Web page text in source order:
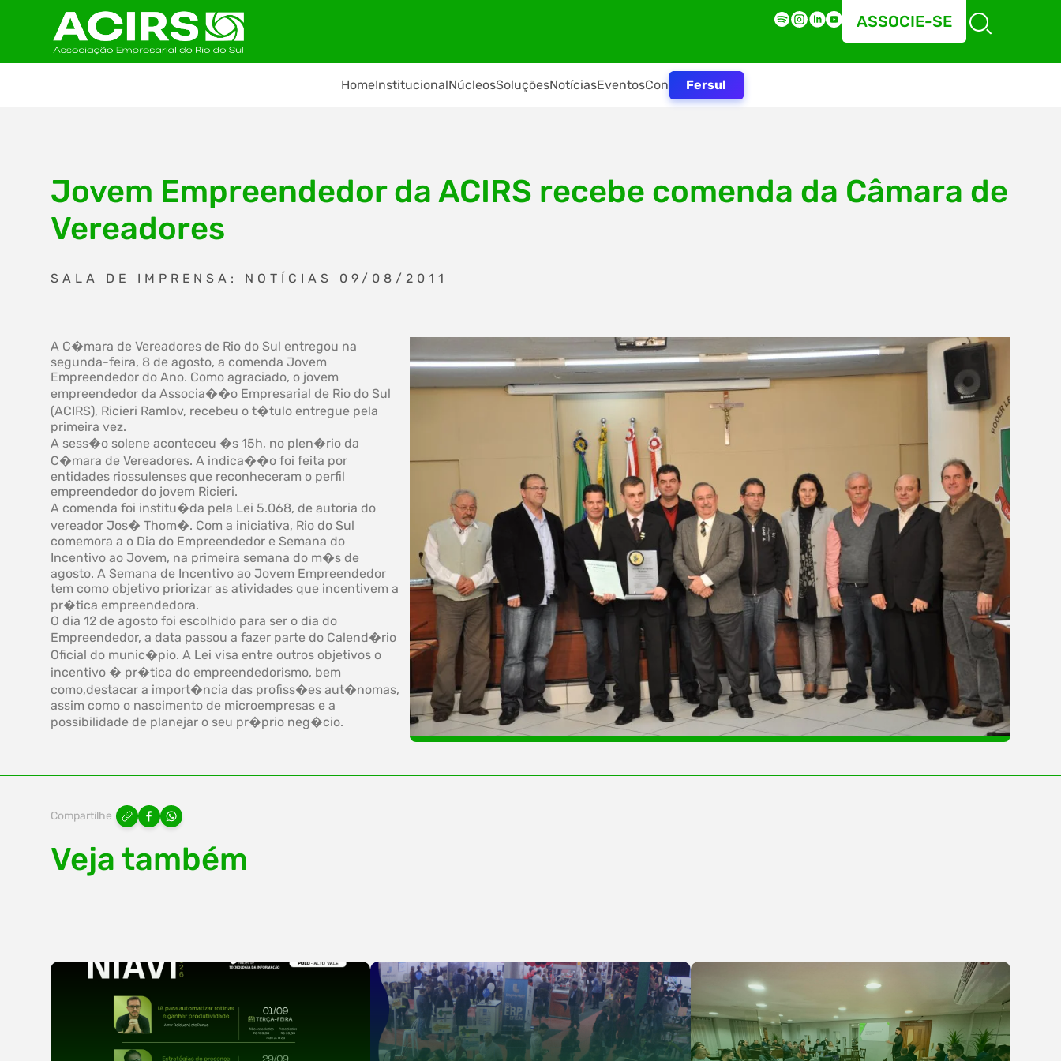
ASSOCIE-SE
HomeInstitucionalNúcleosSoluçõesNotíciasEventosContatoFersul
Jovem Empreendedor da ACIRS recebe comenda da Câmara de
Vereadores
SALA DE IMPRENSA: NOTÍCIAS 09/08/2011
A C�mara de Vereadores de Rio do Sul entregou na
segunda-feira, 8 de agosto, a comenda Jovem
Empreendedor do Ano. Como agraciado, o jovem
empreendedor da Associa��o Empresarial de Rio do Sul
(ACIRS), Ricieri Ramlov, recebeu o t�tulo entregue pela
primeira vez.
A sess�o solene aconteceu �s 15h, no plen�rio da
C�mara de Vereadores. A indica��o foi feita por
entidades riossulenses que reconheceram o perfil
empreendedor do jovem Ricieri.
A comenda foi institu�da pela Lei 5.068, de autoria do
vereador Jos� Thom�. Com a iniciativa, Rio do Sul
comemora a o Dia do Empreendedor e Semana do
Incentivo ao Jovem, na primeira semana do m�s de
agosto. A Semana de Incentivo ao Jovem Empreendedor
tem como objetivo priorizar as atividades que incentivem a
pr�tica empreendedora.
O dia 12 de agosto foi escolhido para ser o dia do
Empreendedor, a data passou a fazer parte do Calend�rio
Oficial do munic�pio. A Lei visa entre outros objetivos o
incentivo � pr�tica do empreendedorismo, bem
como,destacar a import�ncia das profiss�es aut�nomas,
assim como o nascimento de microempresas e a
possibilidade de planejar o seu pr�prio neg�cio.
Compartilhe
Veja também